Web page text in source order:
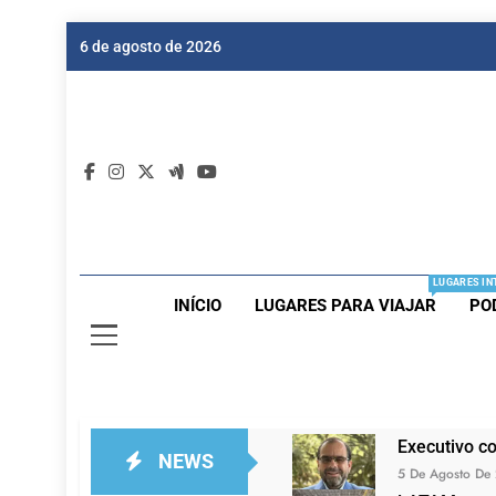
6 de agosto de 2026
INÍCIO LUGARES PARA VIAJAR
LUGARES
NEWS
Executivo
5 De Agosto